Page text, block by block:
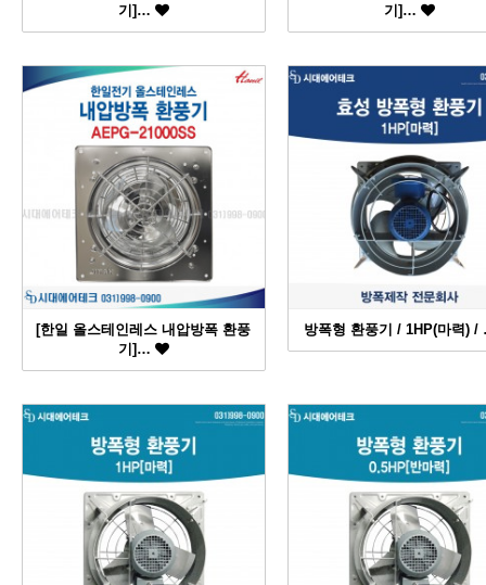
기]…
기]…
[한일 올스테인레스 내압방폭 환풍
기]…
방폭형 환풍기 / 1HP(마력)